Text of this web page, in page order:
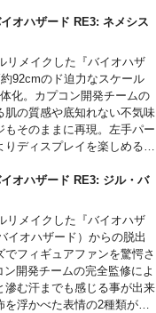
感じる事が出来ます。そし
ャーが付属。本体に負けず
くれます。
しとなる場合もございま
てお支払いをお願いします
ールをお送りします。
ん。
オハザード RE3: ネメシス
リメイクした『バイオハザ
92cmのド迫力なスケール
化。カプコン開発チームの
の質感や底知れない不気味
そのままに再現。左手パー
ディスプレイを楽しめる仕
感じる事が出来ます。ゲー
。
しとなる場合もございま
てお支払いをお願いします
オハザード RE3: ジル・バ
リメイクした『バイオハザ
イオハザード）からの脱出
フィギュアファンを驚愕さ
開発チームの完全監修によ
滲む汗までも感じる事が出来
浮かべた表情の2種類が付